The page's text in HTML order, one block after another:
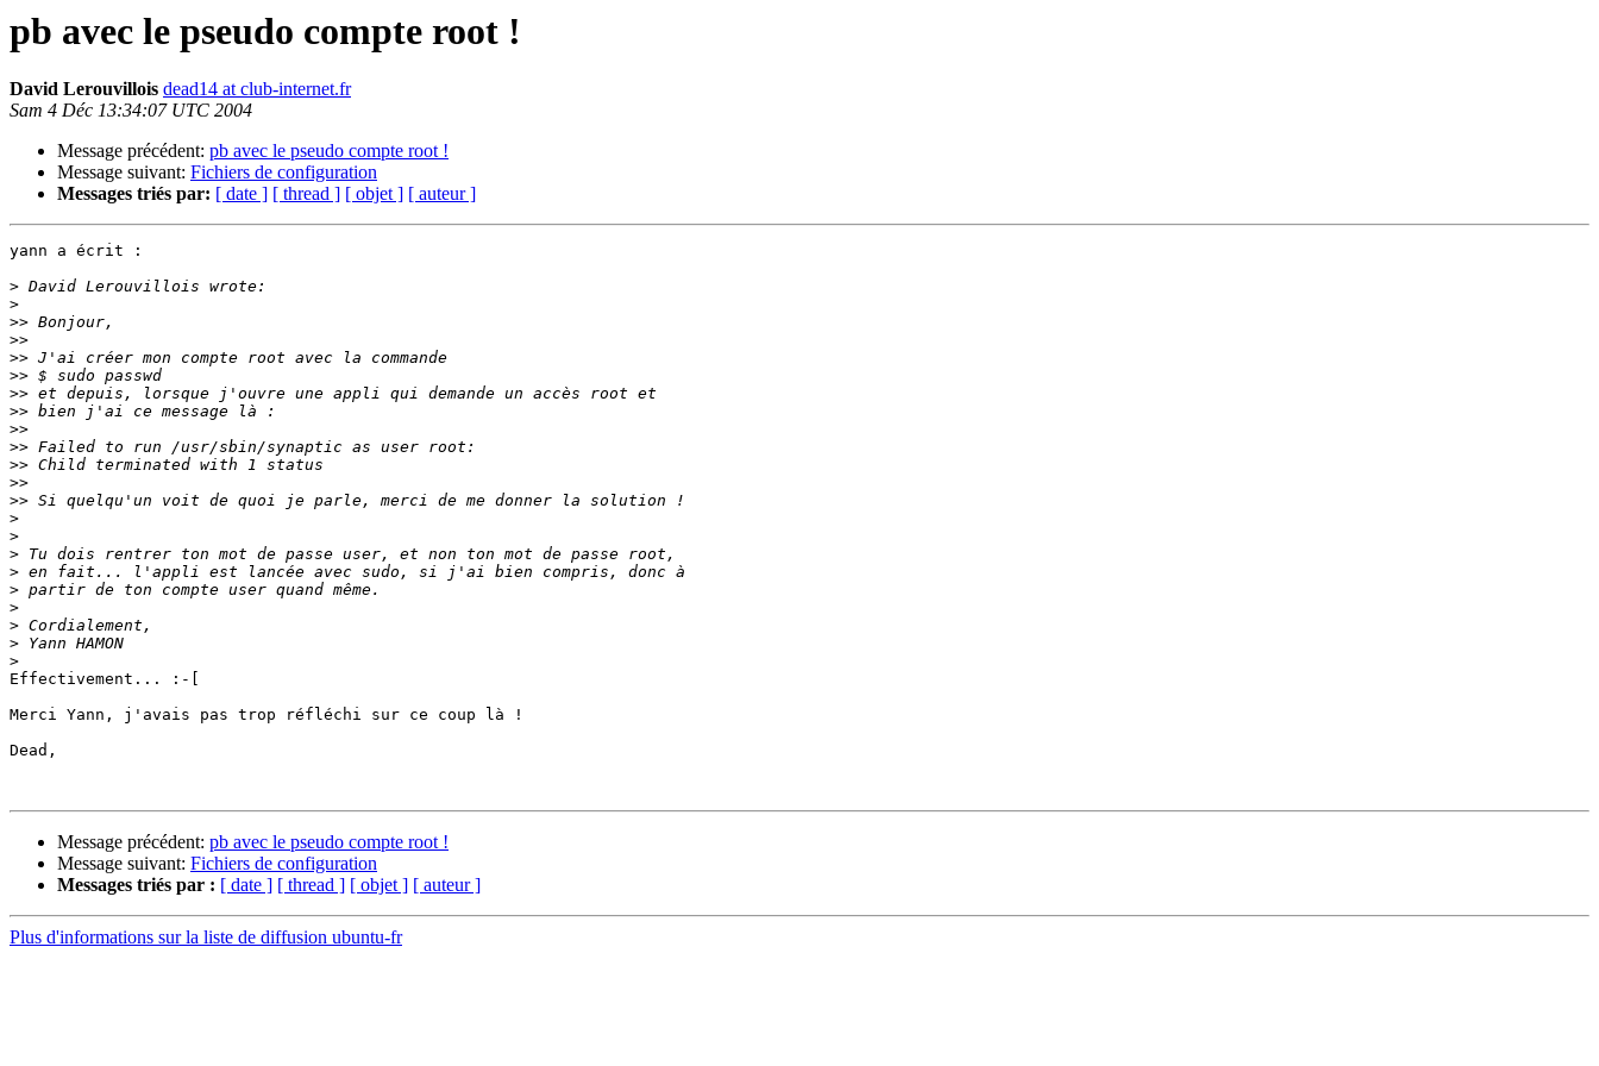
pb avec le pseudo compte root !
David Lerouvillois dead14 at club-internet.fr
Sam 4 Déc 13:34:07 UTC 2004
Message précédent: pb avec le pseudo compte root !
Message suivant: Fichiers de configuration
Messages triés par: [ date ] [ thread ] [ objet ] [ auteur ]
yann a écrit :
>
>
>>
>>
>>
>>
>>
>>
>>
>>
>>
>>
>>
>
>
>
>
>
>
>
>
>
Effectivement... :-[
Merci Yann, j'avais pas trop réfléchi sur ce coup là !
Dead,
Message précédent: pb avec le pseudo compte root !
Message suivant: Fichiers de configuration
Messages triés par : [ date ] [ thread ] [ objet ] [ auteur ]
Plus d'informations sur la liste de diffusion ubuntu-fr